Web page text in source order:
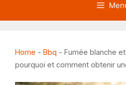
Home - Bbq - Fumée blanche
pourquoi et comment obtenir